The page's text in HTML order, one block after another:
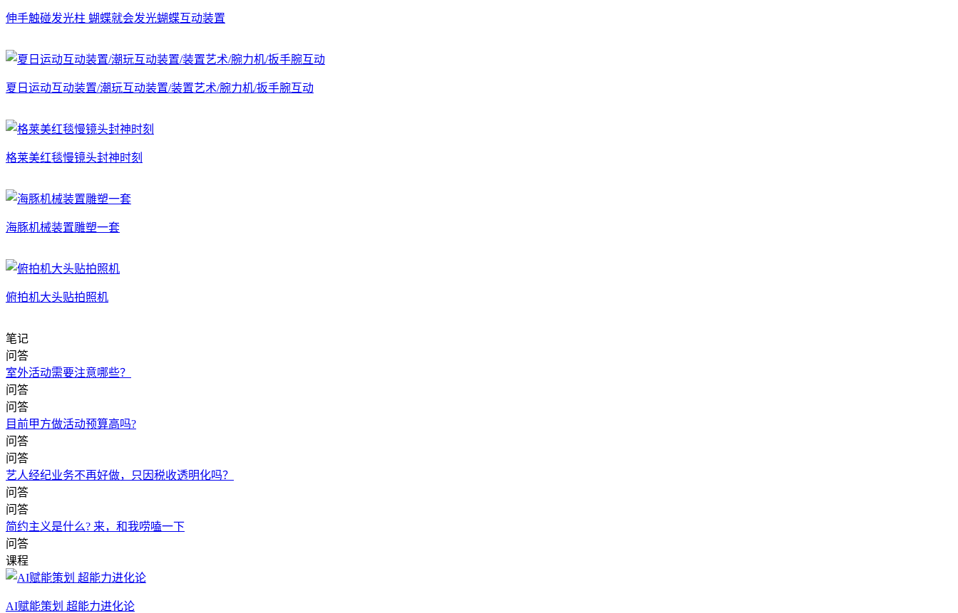
伸手触碰发光柱 蝴蝶就会发光蝴蝶互动装置
夏日运动互动装置/潮玩互动装置/装置艺术/腕力机/扳手腕互动
格莱美红毯慢镜头封神时刻
海豚机械装置雕塑一套
俯拍机大头贴拍照机
笔记
问答
室外活动需要注意哪些？
问答
问答
目前甲方做活动预算高吗?
问答
问答
艺人经纪业务不再好做，只因税收透明化吗？
问答
问答
简约主义是什么? 来，和我唠嗑一下
问答
课程
AI赋能策划 超能力进化论